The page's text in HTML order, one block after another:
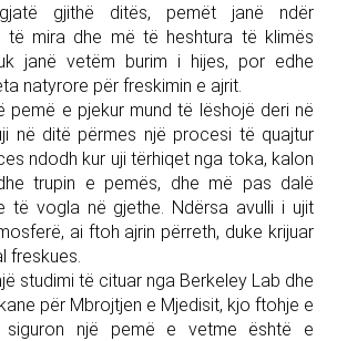
gjatë gjithë ditës, pemët janë ndër
të mira dhe më të heshtura të klimës
janë vetëm burim i hijes, por edhe
natyrore për freskimin e ajrit.
pemë e pjekur mund të lëshojë deri në
në ditë përmes një procesi të quajtur
ndodh kur uji tërhiqet nga toka, kalon
trupin e pemës, dhe më pas dalë
të vogla në gjethe. Ndërsa avulli i ujit
ai ftoh ajrin përreth, duke krijuar
freskues.
studimi të cituar nga Berkeley Lab dhe
për Mbrojtjen e Mjedisit, kjo ftohje e
siguron një pemë e vetme është e